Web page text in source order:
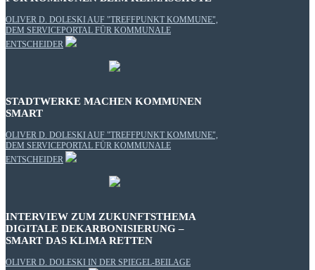
OLIVER D. DOLESKI AUF "TREFFPUNKT KOMMUNE",
DEM SERVICEPORTAL FÜR KOMMUNALE
ENTSCHEIDER
STADTWERKE MACHEN KOMMUNEN
SMART
OLIVER D. DOLESKI AUF "TREFFPUNKT KOMMUNE",
DEM SERVICEPORTAL FÜR KOMMUNALE
ENTSCHEIDER
INTERVIEW ZUM ZUKUNFTSTHEMA
DIGITALE DEKARBONISIERUNG –
SMART DAS KLIMA RETTEN
OLIVER D. DOLESKI IN DER SPIEGEL-BEILAGE